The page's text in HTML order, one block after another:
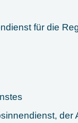
für die
der